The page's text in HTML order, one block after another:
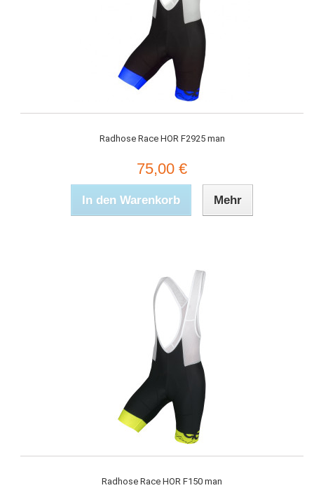
Radhose Race HOR F2925 man
75,00 €
In den Warenkorb Mehr
Radhose Race HOR F150 man